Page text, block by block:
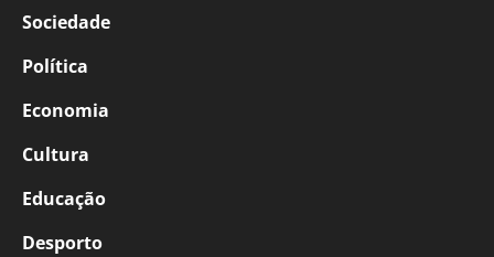
Sociedade
Política
Economia
Cultura
Educação
Desporto